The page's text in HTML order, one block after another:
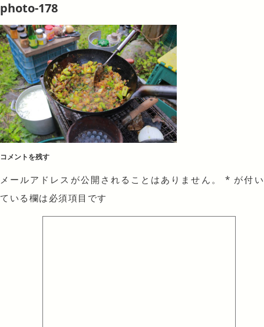
photo-178
コメントを残す
メールアドレスが公開されることはありません。 * が付い
ている欄は必須項目です